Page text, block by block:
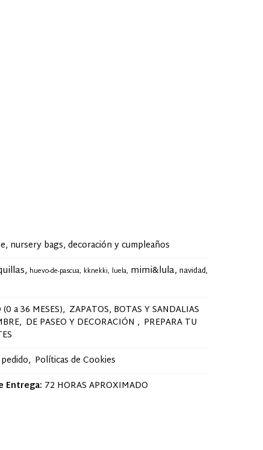
nursery bags, decoración y cumpleaños
huevo-de-pascua kknekki luela mimi&lula navidad
a 36 MESES) ZAPATOS, BOTAS Y SANDALIAS
DE PASEO Y DECORACIÓN
PREPARA TU
Políticas de Cookies
Entrega: 72 HORAS APROXIMADO